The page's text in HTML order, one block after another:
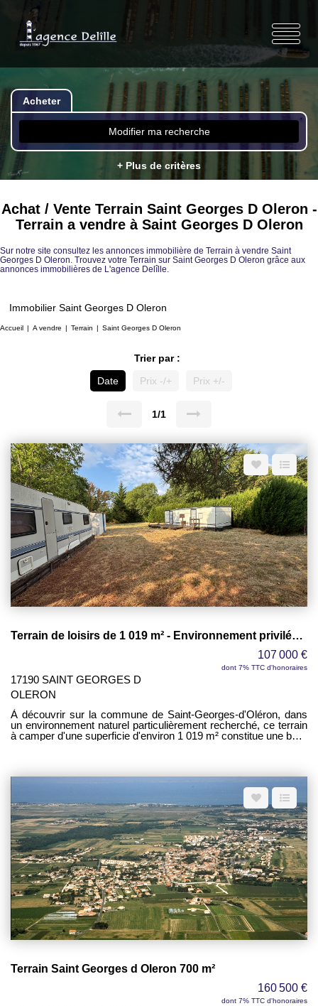
Acheter
Modifier ma recherche
+ Plus de critères
Achat / Vente Terrain Saint Georges D Oleron -
Terrain a vendre à Saint Georges D Oleron
Sur notre site consultez les annonces immobilière de Terrain à vendre Saint
Georges D Oleron. Trouvez votre Terrain sur Saint Georges D Oleron grâce aux
annonces immobilières de L'agence Delîlle.
Immobilier Saint Georges D Oleron
Accueil A vendre Terrain Saint Georges D Oleron
Trier par :
Date
Prix -/+ Prix +/-
1/1
Terrain de loisirs de 1 019 m² - Environnement privilégié à Saint-Georges-d'Oléron
107 000 €
dont 7% TTC d'honoraires
17190 SAINT GEORGES D
OLERON
À découvrir sur la commune de Saint-Georges-d'Oléron, dans
un environnement naturel particulièrement recherché, ce terrain
à camper d'une superficie d'environ 1 019 m² constitue une belle
bénéficie d'un emplacement privilégié permettant de rejoindre
facilement les plages, les villages typiques, les commerces et
les nombreux sites naturels de l'île. Les amateurs de balades à
vélo, de nature et de grands espaces apprécieront tout
particulièrement la qualité de son environnement. Classé en
zone NT2 du Plan Local d'Urbanisme (PLU) de la commune de
Saint-Georges-d'Oléron, ce terrain est destiné à un usage de
loisirs et offre un cadre idéal pour les vacances, les week-ends
ou les séjours en famille. La propriété est vendue avec un mobil-
home ainsi que deux caravanes (dont une servant de
sanitaires). L'ensemble est à rénover. Le terrain est desservi par
l'eau et l'électricité, offrant un confort appréciable pour une
utilisation saisonnière. Les atouts de ce bien : - Terrain à camper
d'environ 1 019 m². - Environnement calme et naturel. - Aux
portes des vignes. - À proximité immédiate de la nouvelle piste
cyclable. - Raccordement à l'eau et à l'électricité. - Cadre idéal
recherché. Un bien rare sur le secteur, idéal pour ceux qui
recherchent un véritable havre de paix afin de profiter
pleinement du cadre exceptionnel qu'offre l'île d'Oléron.
Terrain Saint Georges d Oleron 700 m²
160 500 €
dont 7% TTC d'honoraires